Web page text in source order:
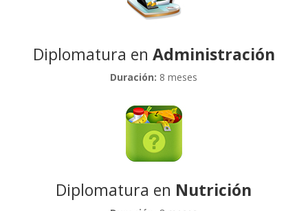
Diplomatura en Administración
Duración: 8 meses
Diplomatura en Nutrición